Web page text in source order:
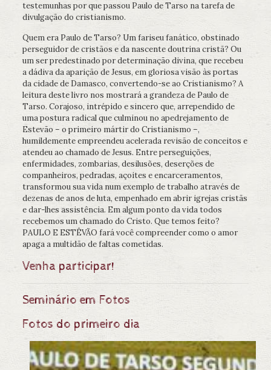
testemunhas por que passou Paulo de Tarso na tarefa de
divulgação do cristianismo.
Quem era Paulo de Tarso? Um fariseu fanático, obstinado
perseguidor de cristãos e da nascente doutrina cristã? Ou
um ser predestinado por determinação divina, que recebeu
a dádiva da aparição de Jesus, em gloriosa visão às portas
da cidade de Damasco, convertendo-se ao Cristianismo? A
leitura deste livro nos mostrará a grandeza de Paulo de
Tarso. Corajoso, intrépido e sincero que, arrependido de
uma postura radical que culminou no apedrejamento de
Estevão – o primeiro mártir do Cristianismo –,
humildemente empreendeu acelerada revisão de conceitos e
atendeu ao chamado de Jesus. Entre perseguições,
enfermidades, zombarias, desilusões, deserções de
companheiros, pedradas, açoites e encarceramentos,
transformou sua vida num exemplo de trabalho através de
dezenas de anos de luta, empenhado em abrir igrejas cristãs
e dar-lhes assistência. Em algum ponto da vida todos
recebemos um chamado do Cristo. Que temos feito?
PAULO E ESTÊVÃO fará você compreender como o amor
apaga a multidão de faltas cometidas.
Venha participar!
Seminário em Fotos
Fotos do primeiro dia